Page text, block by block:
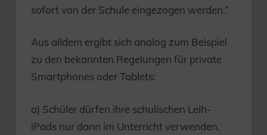
sofort von der Schule eingezogen werden.“
Aus alldem ergibt sich analog zum Beispiel
zu den bekannten Regelungen für private
Smartphones oder Tablets:
a) Schüler dürfen ihre schulischen Leih-
iPads nur dann im Unterricht verwenden,